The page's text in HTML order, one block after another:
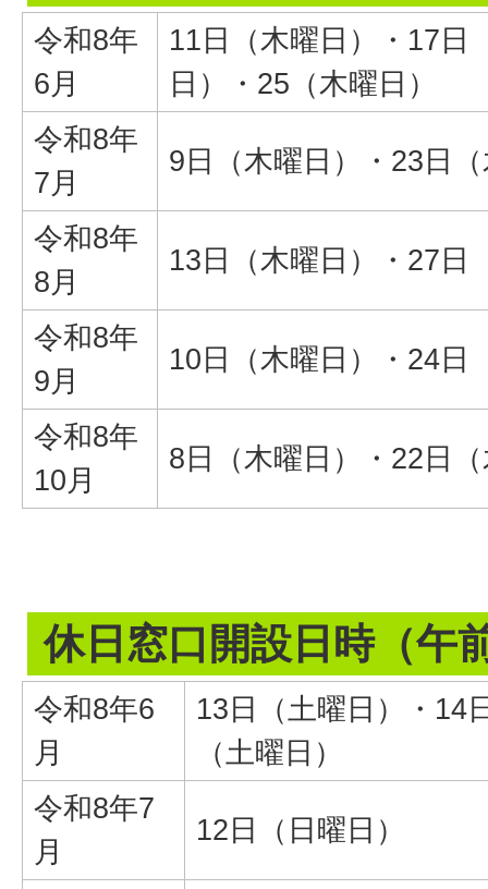
令和8年
6月
11日（木曜日）・17日
日）・25（木曜日）
令和8年
7月
9日（木曜日）・23日
令和8年
8月
13日（木曜日）・27日
令和8年
9月
10日（木曜日）・24日
令和8年
10月
8日（木曜日）・22日
休日窓口開設日時（午
令和8年6
月
13日（土曜日）・14
（土曜日）
令和8年7
月
12日（日曜日）